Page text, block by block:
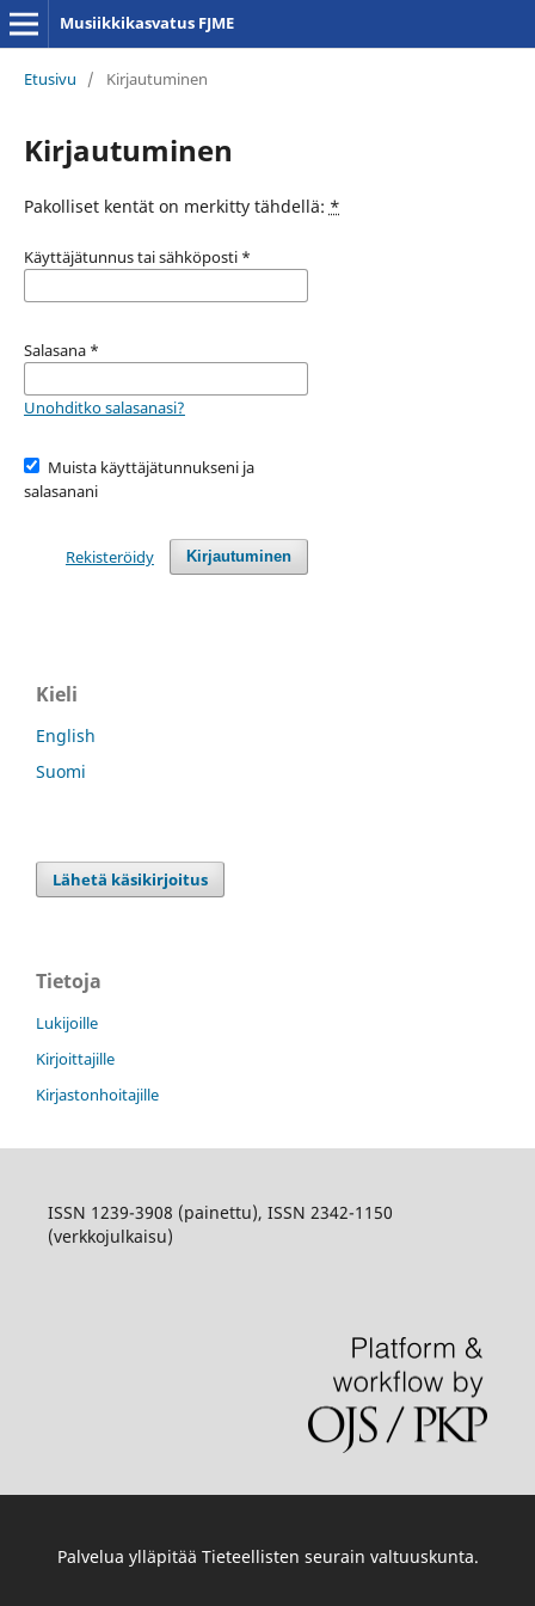
Musiikkikasvatus FJME
Etusivu / Kirjautuminen
Kirjautuminen
Pakolliset kentät on merkitty tähdellä: *
Käyttäjätunnus tai sähköposti *
Salasana *
Unohditko salasanasi?
Muista käyttäjätunnukseni ja
salasanani
Kirjautuminen
Rekisteröidy
Kieli
English
Suomi
Lähetä käsikirjoitus
Tietoja
Lukijoille
Kirjoittajille
Kirjastonhoitajille
ISSN 1239-3908 (painettu), ISSN 2342-1150
(verkkojulkaisu)
Palvelua ylläpitää Tieteellisten seurain valtuuskunta.